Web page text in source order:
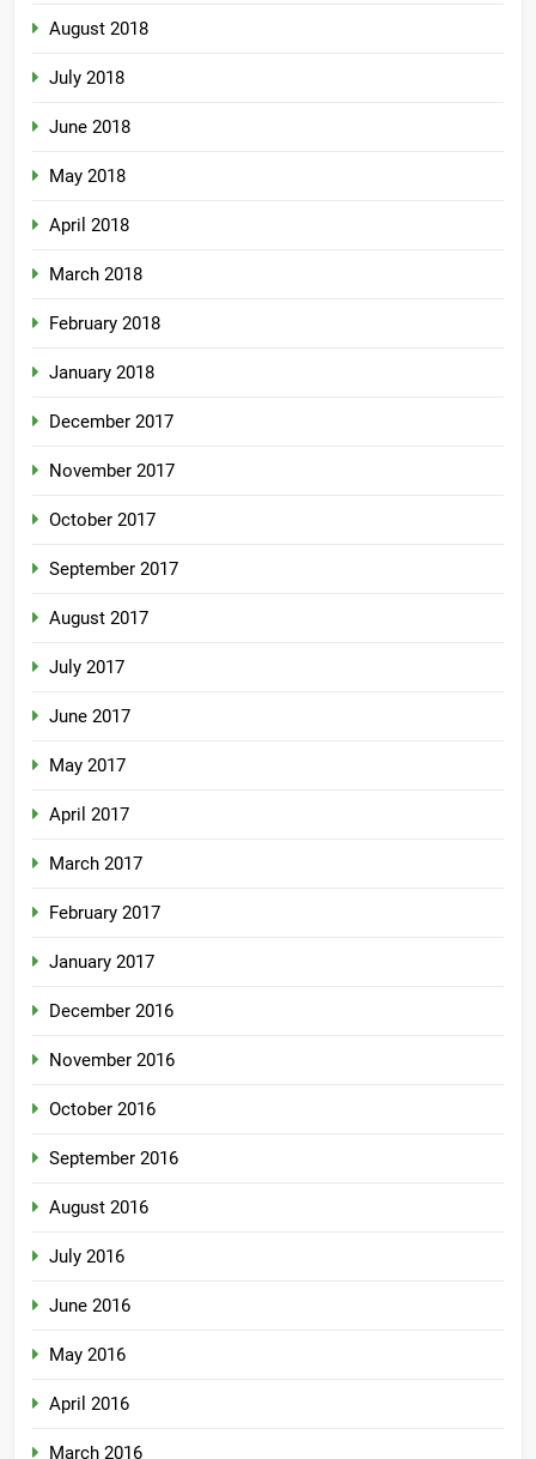
August 2018
July 2018
June 2018
May 2018
April 2018
March 2018
February 2018
January 2018
December 2017
November 2017
October 2017
September 2017
August 2017
July 2017
June 2017
May 2017
April 2017
March 2017
February 2017
January 2017
December 2016
November 2016
October 2016
September 2016
August 2016
July 2016
June 2016
May 2016
April 2016
March 2016